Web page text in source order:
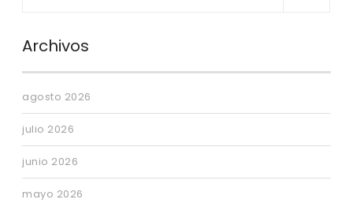
Archivos
agosto 2026
julio 2026
junio 2026
mayo 2026